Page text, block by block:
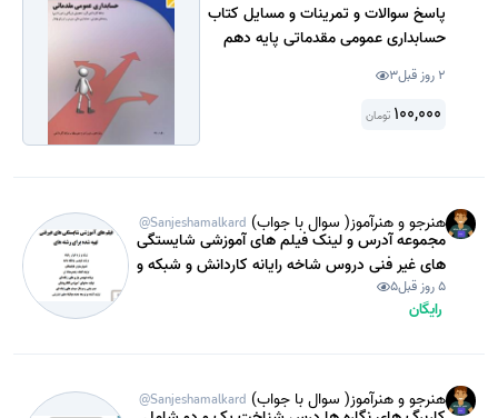
پاسخ سوالات و تمرینات و مسایل کتاب
حسابداری عمومی مقدماتی پایه دهم
حسابداری شاخه کاردانش به همراه دو
نمونه سوال تستی و عملی با جواب از2 روز قبل 3
100,000 تومان
هنرجو و هنرآموز( سوال با جواب) @Sanjeshamalkard
مجموعه آدرس و لینک فیلم های آموزشی شایستگی
های غیر فنی دروس شاخه رایانه کاردانش و شبکه و
گروههای آموزشی هنرآموزان خراسان رضوی شامل
5 روز قبل 5
رایگان
هنرجو و هنرآموز( سوال با جواب) @Sanjeshamalkard